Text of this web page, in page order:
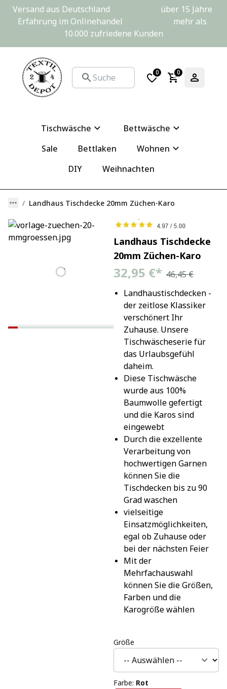
Versand aus Deutschland                         über 15 Jahre
Erfahrung im Onlinehandel                         mehr als
10.000 zufriedene Kunden
0 0
Tischwäsche
Bettwäsche
Sale
Bettlaken
Wohnen
DIY
Weihnachten
Landhaus Tischdecke 20mm Züchen-Karo
Landhaus Tischdecke
20mm Züchen-Karo
32,95 €* 46,45 €
Landhaustischdecken -
der zeitlose Klassiker
verschönert Ihr
Zuhause. Unsere
Tischwäscheserie für
das Urlaubsgefühl
daheim.
Diese Tischwäsche
wurde aus 100%
Baumwolle gefertigt
und die Karos sind
eingewebt
Durch die exzellente
Verarbeitung von
hochwertigen Garnen
können Sie die
Tischdecken bis zu 90
Grad waschen
vielseitige
Einsatzmöglichkeiten,
egal ob Zuhause oder
bei der nächsten Feier
Mit der
Mehrfachauswahl
können Sie die Größen,
Farben und die
Karogröße wählen
Größe
Farbe: Rot